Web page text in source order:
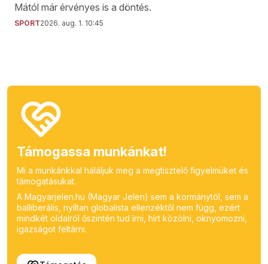
Mától már érvényes is a döntés.
SPORT2026. aug. 1. 10:45
Támogassa munkánkat!
Mi a munkánkkal háláljuk meg a megtisztelő figyelmüket és
támogatásukat.
A Magyarjelen.hu (Magyar Jelen) sem a kormánytól, sem a
balliberális, nyíltan globalista ellenzéktől nem függ, ezért
mindkét oldalról őszintén tud írni, hírt közölni, oknyomozni,
igazságot feltárni.